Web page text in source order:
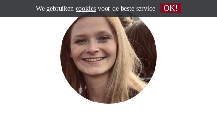
We gebruiken cookies voor de beste service OK!